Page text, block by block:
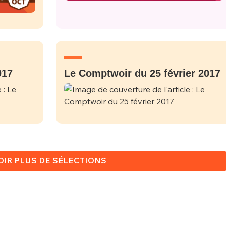
Le Comptwoir du 25 février 2017
PLUS DE SÉLECTIONS
Ma propre
sélection